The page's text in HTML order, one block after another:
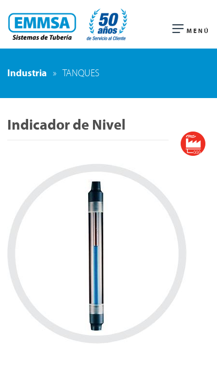
MENÚ
Industria » TANQUES
Indicador de Nivel